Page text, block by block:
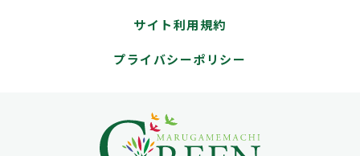
サイト利用規約
プライバシーポリシー